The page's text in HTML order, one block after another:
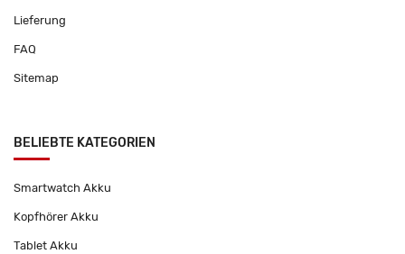
Lieferung
FAQ
Sitemap
BELIEBTE KATEGORIEN
Smartwatch Akku
Kopfhörer Akku
Tablet Akku